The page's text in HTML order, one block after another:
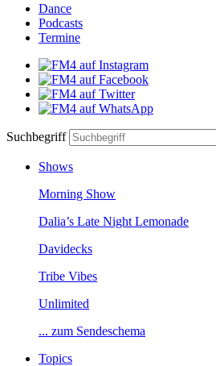
Dance
Podcasts
Termine
Suchbegriff
Shows
MorningShow
Dalia’sLateNightLemonade
Davidecks
TribeVibes
Unlimited
...zumSendeschema
Topics